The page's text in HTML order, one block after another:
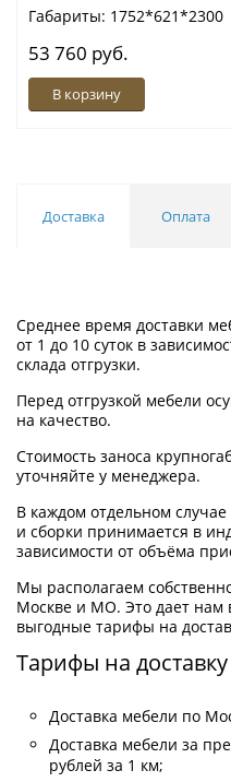
Габариты: 1752*621*2300
53 760 руб.
В корзину
Доставка Оплата
Среднее время доставки
от 1 до 10 суток в
склада отгрузки.
Перед отгрузкой мебели
на качество.
Стоимость заноса
уточняйте у менеджера.
В каждом отдельном
и сборки принимается в
зависимости от объёма
Мы располагаем
Москве и МО. Это дает нам
выгодные тарифы на
Тарифы на
Доставка мебели по
Доставка мебели за
рублей за 1 км;